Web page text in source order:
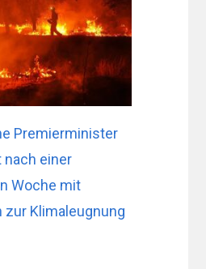
Premierminister
nach einer
Woche mit
zur Klimaleugnung